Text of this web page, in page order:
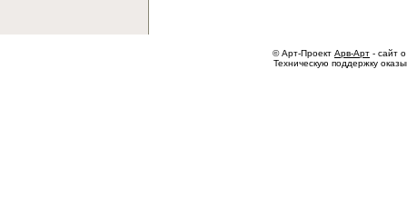
© Арт-Проект Арв-Арт - сайт
Техническую поддержку